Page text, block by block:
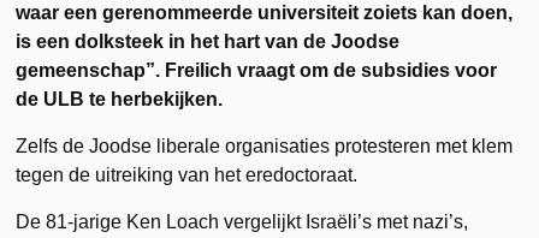
waar een gerenommeerde universiteit zoiets kan doen,
is een dolksteek in het hart van de Joodse
gemeenschap”. Freilich vraagt om de subsidies voor
de ULB te herbekijken.
Zelfs de Joodse liberale organisaties protesteren met klem
tegen de uitreiking van het eredoctoraat.
De 81-jarige Ken Loach vergelijkt Israëli’s met nazi’s,